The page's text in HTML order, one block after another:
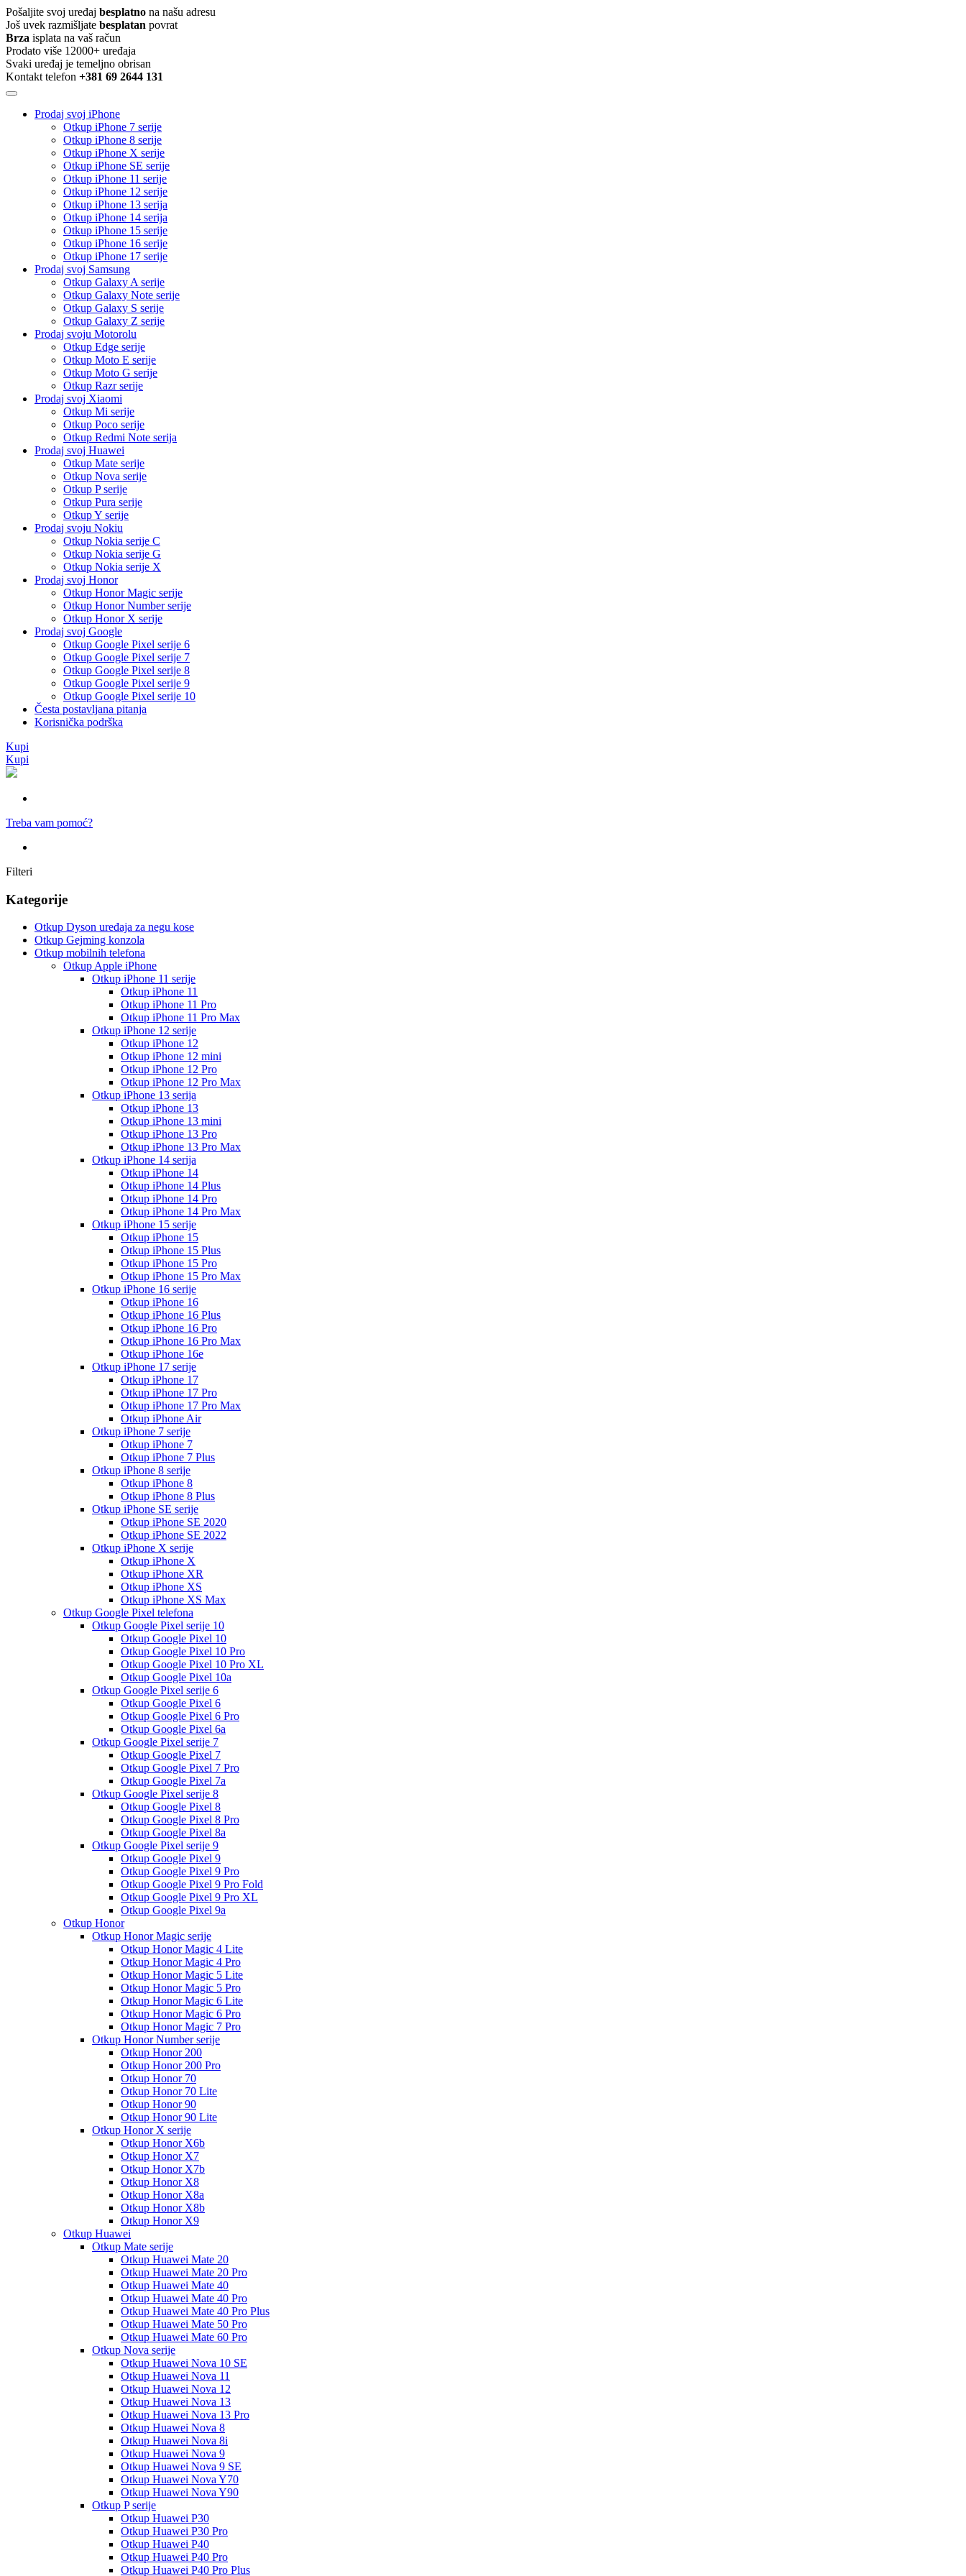
Pošaljite svoj uređaj besplatno na našu adresu
Još uvek razmišljate besplatan povrat
Brza isplata na vaš račun
Prodato više 12000+ uređaja
Svaki uređaj je temeljno obrisan
Kontakt telefon +381 69 2644 131
Prodaj svoj iPhone
Otkup iPhone 7 serije
Otkup iPhone 8 serije
Otkup iPhone X serije
Otkup iPhone SE serije
Otkup iPhone 11 serije
Otkup iPhone 12 serije
Otkup iPhone 13 serija
Otkup iPhone 14 serija
Otkup iPhone 15 serije
Otkup iPhone 16 serije
Otkup iPhone 17 serije
Prodaj svoj Samsung
Otkup Galaxy A serije
Otkup Galaxy Note serije
Otkup Galaxy S serije
Otkup Galaxy Z serije
Prodaj svoju Motorolu
Otkup Edge serije
Otkup Moto E serije
Otkup Moto G serije
Otkup Razr serije
Prodaj svoj Xiaomi
Otkup Mi serije
Otkup Poco serije
Otkup Redmi Note serija
Prodaj svoj Huawei
Otkup Mate serije
Otkup Nova serije
Otkup P serije
Otkup Pura serije
Otkup Y serije
Prodaj svoju Nokiu
Otkup Nokia serije C
Otkup Nokia serije G
Otkup Nokia serije X
Prodaj svoj Honor
Otkup Honor Magic serije
Otkup Honor Number serije
Otkup Honor X serije
Prodaj svoj Google
Otkup Google Pixel serije 6
Otkup Google Pixel serije 7
Otkup Google Pixel serije 8
Otkup Google Pixel serije 9
Otkup Google Pixel serije 10
Česta postavljana pitanja
Korisnička podrška
Kupi
Kupi
Treba vam pomoć?
Filteri
Kategorije
Otkup Dyson uređaja za negu kose
Otkup Gejming konzola
Otkup mobilnih telefona
Otkup Apple iPhone
Otkup iPhone 11 serije
Otkup iPhone 11
Otkup iPhone 11 Pro
Otkup iPhone 11 Pro Max
Otkup iPhone 12 serije
Otkup iPhone 12
Otkup iPhone 12 mini
Otkup iPhone 12 Pro
Otkup iPhone 12 Pro Max
Otkup iPhone 13 serija
Otkup iPhone 13
Otkup iPhone 13 mini
Otkup iPhone 13 Pro
Otkup iPhone 13 Pro Max
Otkup iPhone 14 serija
Otkup iPhone 14
Otkup iPhone 14 Plus
Otkup iPhone 14 Pro
Otkup iPhone 14 Pro Max
Otkup iPhone 15 serije
Otkup iPhone 15
Otkup iPhone 15 Plus
Otkup iPhone 15 Pro
Otkup iPhone 15 Pro Max
Otkup iPhone 16 serije
Otkup iPhone 16
Otkup iPhone 16 Plus
Otkup iPhone 16 Pro
Otkup iPhone 16 Pro Max
Otkup iPhone 16e
Otkup iPhone 17 serije
Otkup iPhone 17
Otkup iPhone 17 Pro
Otkup iPhone 17 Pro Max
Otkup iPhone Air
Otkup iPhone 7 serije
Otkup iPhone 7
Otkup iPhone 7 Plus
Otkup iPhone 8 serije
Otkup iPhone 8
Otkup iPhone 8 Plus
Otkup iPhone SE serije
Otkup iPhone SE 2020
Otkup iPhone SE 2022
Otkup iPhone X serije
Otkup iPhone X
Otkup iPhone XR
Otkup iPhone XS
Otkup iPhone XS Max
Otkup Google Pixel telefona
Otkup Google Pixel serije 10
Otkup Google Pixel 10
Otkup Google Pixel 10 Pro
Otkup Google Pixel 10 Pro XL
Otkup Google Pixel 10a
Otkup Google Pixel serije 6
Otkup Google Pixel 6
Otkup Google Pixel 6 Pro
Otkup Google Pixel 6a
Otkup Google Pixel serije 7
Otkup Google Pixel 7
Otkup Google Pixel 7 Pro
Otkup Google Pixel 7a
Otkup Google Pixel serije 8
Otkup Google Pixel 8
Otkup Google Pixel 8 Pro
Otkup Google Pixel 8a
Otkup Google Pixel serije 9
Otkup Google Pixel 9
Otkup Google Pixel 9 Pro
Otkup Google Pixel 9 Pro Fold
Otkup Google Pixel 9 Pro XL
Otkup Google Pixel 9a
Otkup Honor
Otkup Honor Magic serije
Otkup Honor Magic 4 Lite
Otkup Honor Magic 4 Pro
Otkup Honor Magic 5 Lite
Otkup Honor Magic 5 Pro
Otkup Honor Magic 6 Lite
Otkup Honor Magic 6 Pro
Otkup Honor Magic 7 Pro
Otkup Honor Number serije
Otkup Honor 200
Otkup Honor 200 Pro
Otkup Honor 70
Otkup Honor 70 Lite
Otkup Honor 90
Otkup Honor 90 Lite
Otkup Honor X serije
Otkup Honor X6b
Otkup Honor X7
Otkup Honor X7b
Otkup Honor X8
Otkup Honor X8a
Otkup Honor X8b
Otkup Honor X9
Otkup Huawei
Otkup Mate serije
Otkup Huawei Mate 20
Otkup Huawei Mate 20 Pro
Otkup Huawei Mate 40
Otkup Huawei Mate 40 Pro
Otkup Huawei Mate 40 Pro Plus
Otkup Huawei Mate 50 Pro
Otkup Huawei Mate 60 Pro
Otkup Nova serije
Otkup Huawei Nova 10 SE
Otkup Huawei Nova 11
Otkup Huawei Nova 12
Otkup Huawei Nova 13
Otkup Huawei Nova 13 Pro
Otkup Huawei Nova 8
Otkup Huawei Nova 8i
Otkup Huawei Nova 9
Otkup Huawei Nova 9 SE
Otkup Huawei Nova Y70
Otkup Huawei Nova Y90
Otkup P serije
Otkup Huawei P30
Otkup Huawei P30 Pro
Otkup Huawei P40
Otkup Huawei P40 Pro
Otkup Huawei P40 Pro Plus